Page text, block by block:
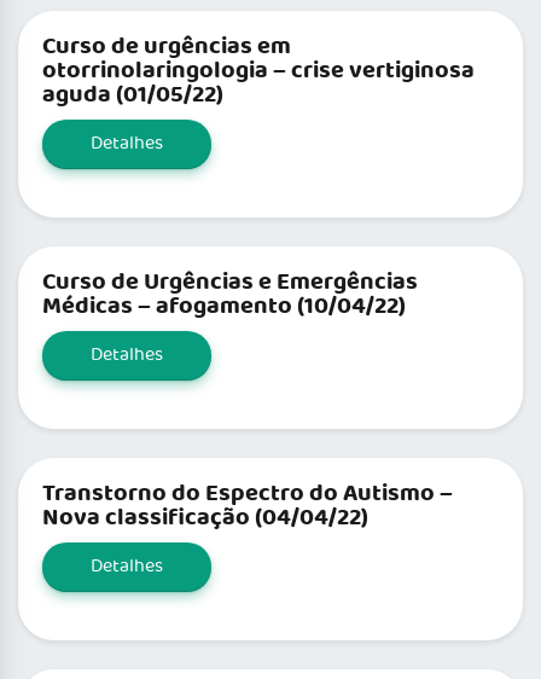
Curso de urgências em
otorrinolaringologia – crise vertiginosa
aguda (01/05/22)
Detalhes
Curso de Urgências e Emergências
Médicas – afogamento (10/04/22)
Detalhes
Transtorno do Espectro do Autismo –
Nova classificação (04/04/22)
Detalhes